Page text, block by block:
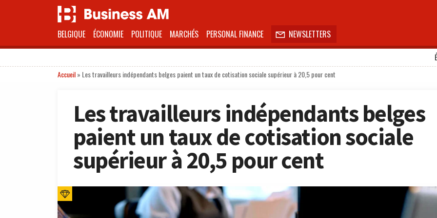
BELGIQUE ÉCONOMIE POLITIQUE MARCHÉS PERSONAL FINANCE  NEWSLETTERS
Accueil» Les travailleurs indépendants belges paient un taux de cotisation sociale supérieur à 20,5 pour cent
Les travailleurs indépendants belges
paient un taux de cotisation sociale
supérieur à 20,5 pour cent